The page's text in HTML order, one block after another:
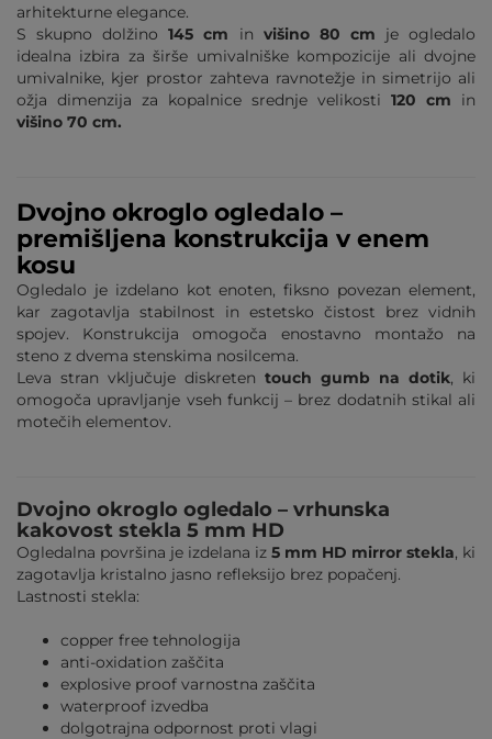
arhitekturne elegance.
S skupno dolžino145 cm in višino 80 cm je ogledalo
idealna izbira za širše umivalniške kompozicije ali dvojne
umivalnike, kjer prostor zahteva ravnotežje in simetrijo ali
ožja dimenzija za kopalnice srednje velikosti 120 cm in
višino 70 cm.
Dvojno okroglo ogledalo –
premišljena konstrukcija v enem
kosu
Ogledalo je izdelano kot enoten, fiksno povezan element,
kar zagotavlja stabilnost in estetsko čistost brez vidnih
spojev. Konstrukcija omogoča enostavno montažo na
steno z dvema stenskima nosilcema.
Leva stran vključuje diskreten touch gumb na dotik, ki
omogoča upravljanje vseh funkcij – brez dodatnih stikal ali
motečih elementov.
Dvojno okroglo ogledalo – vrhunska
kakovost stekla 5 mm HD
Ogledalna površina je izdelana iz 5 mm HD mirror stekla, ki
zagotavlja kristalno jasno refleksijo brez popačenj.
Lastnosti stekla:
copper free tehnologija
anti-oxidation zaščita
explosive proof varnostna zaščita
waterproof izvedba
dolgotrajna odpornost proti vlagi